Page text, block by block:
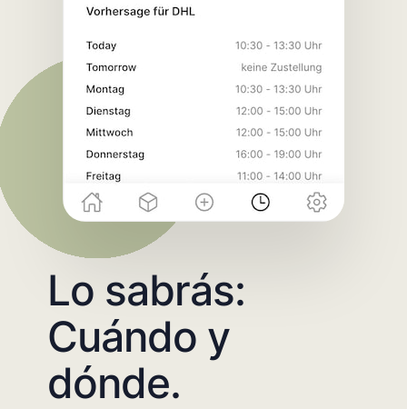
Lo sabrás:
Cuándo y
dónde.